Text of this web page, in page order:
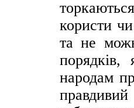
користи
та не
народам